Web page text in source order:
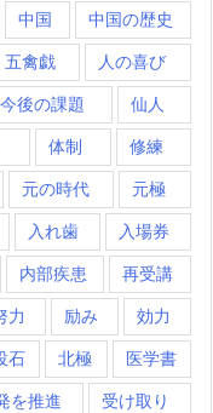
中国 中国の歴史
五禽戯 人の喜び
今後の課題 仙人
体制 修練
元の時代 元極
入れ歯 入場券
内部疾患 再受講
力 励み 効力
石 北極 医学書
を推進 受け取り